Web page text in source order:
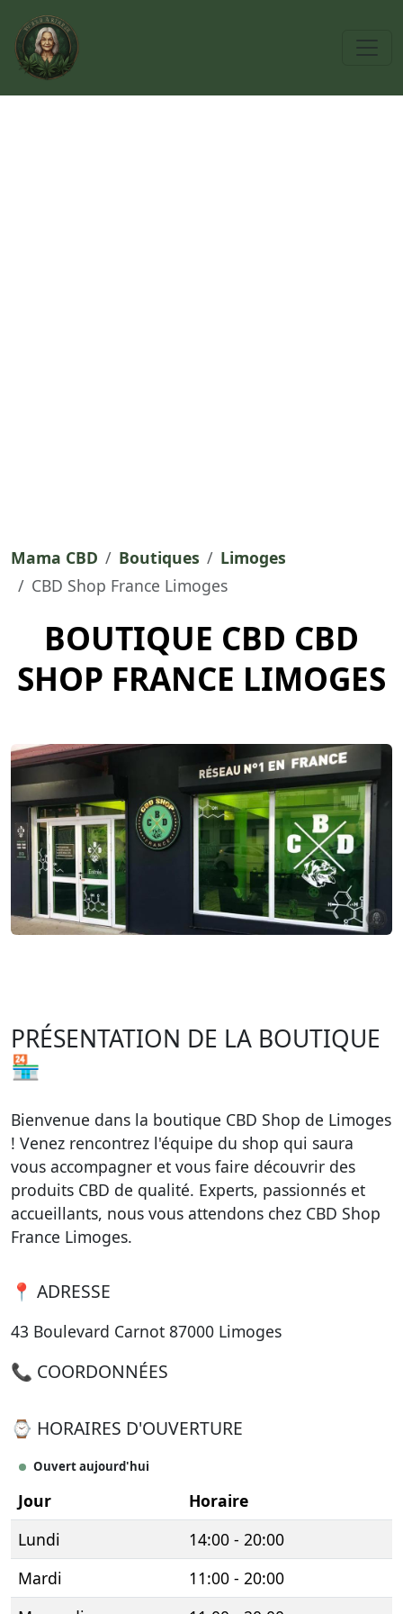
Mama CBD Boutiques
Limoges
CBD Shop France Limoges
BOUTIQUE CBD CBD
SHOP FRANCE LIMOGES
PRÉSENTATION DE LA BOUTIQUE
🏪
Bienvenue dans la boutique CBD Shop de Limoges
! Venez rencontrez l'équipe du shop qui saura
vous accompagner et vous faire découvrir des
produits CBD de qualité. Experts, passionnés et
accueillants, nous vous attendons chez CBD Shop
France Limoges.
📍 ADRESSE
43 Boulevard Carnot 87000 Limoges
📞 COORDONNÉES
⌚ HORAIRES D'OUVERTURE
Ouvert aujourd'hui
Jour
Horaire
Lundi
14:00 - 20:00
Mardi
11:00 - 20:00